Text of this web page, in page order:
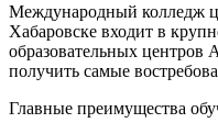
Международный колледж
Хабаровске входит в
образовательных
получить самые
Главные преимущества